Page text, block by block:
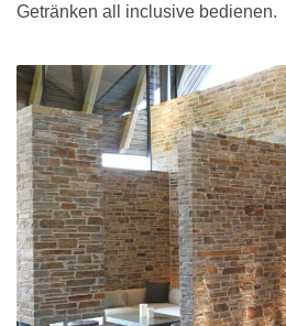
Getränken all inclusive bedienen.